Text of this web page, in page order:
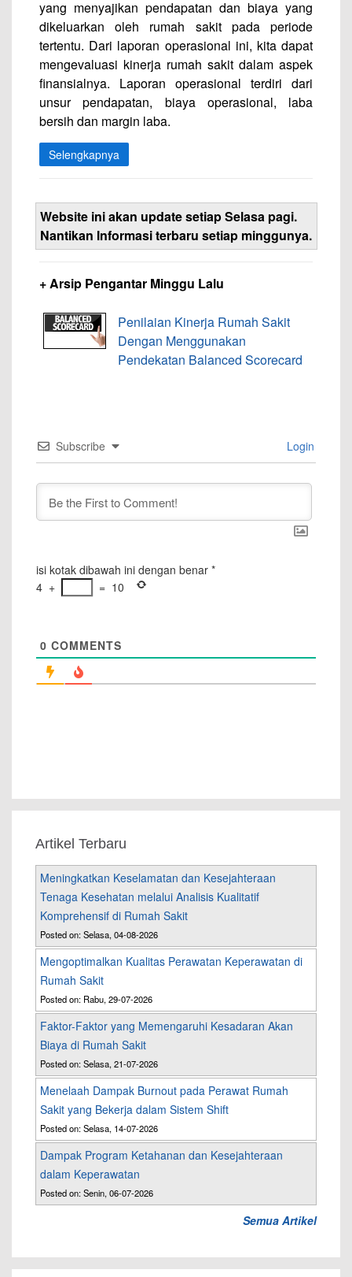
yang menyajikan pendapatan dan biaya yang
dikeluarkan oleh rumah sakit pada periode
tertentu. Dari laporan operasional ini, kita dapat
mengevaluasi kinerja rumah sakit dalam aspek
finansialnya. Laporan operasional terdiri dari
unsur pendapatan, biaya operasional, laba
bersih dan margin laba.
Selengkapnya
Website ini akan update setiap Selasa pagi.
Nantikan Informasi terbaru setiap minggunya.
+ Arsip Pengantar Minggu Lalu
Penilaian Kinerja Rumah Sakit
Dengan Menggunakan
Pendekatan Balanced Scorecard
Subscribe Login
isi kotak dibawah ini dengan benar *
4 + = 10
0 COMMENTS
Artikel Terbaru
Meningkatkan Keselamatan dan Kesejahteraan
Tenaga Kesehatan melalui Analisis Kualitatif
Komprehensif di Rumah Sakit
Posted on: Selasa, 04-08-2026
Mengoptimalkan Kualitas Perawatan Keperawatan di
Rumah Sakit
Posted on: Rabu, 29-07-2026
Faktor-Faktor yang Memengaruhi Kesadaran Akan
Biaya di Rumah Sakit
Posted on: Selasa, 21-07-2026
Menelaah Dampak Burnout pada Perawat Rumah
Sakit yang Bekerja dalam Sistem Shift
Posted on: Selasa, 14-07-2026
Dampak Program Ketahanan dan Kesejahteraan
dalam Keperawatan
Posted on: Senin, 06-07-2026
Semua Artikel